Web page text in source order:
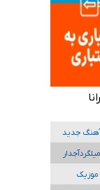
آهنگ جدید
موزیک